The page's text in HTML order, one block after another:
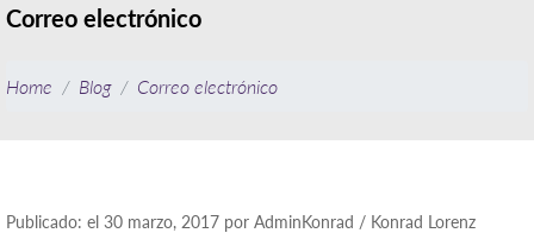
Correo electrónico
Home Blog Correo electrónico
Publicado: el 30 marzo, 2017 por AdminKonrad / Konrad Lorenz